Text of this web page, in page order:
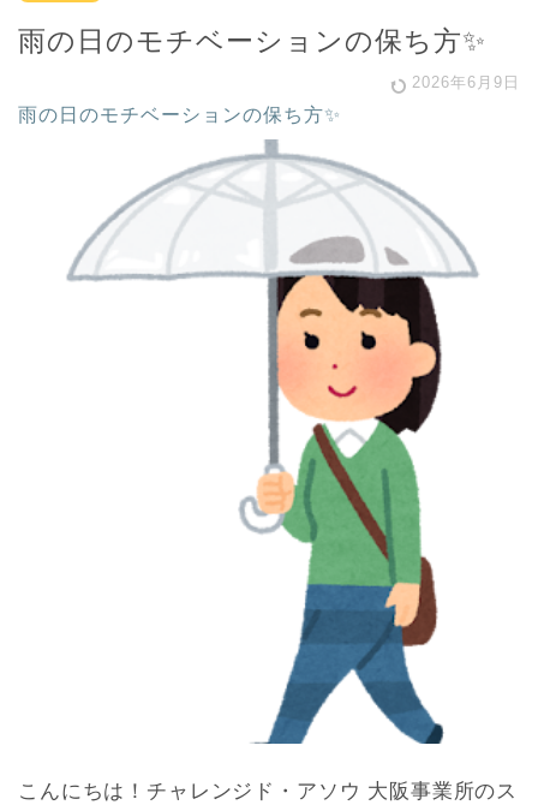
雨の日のモチベーションの保ち方✨
2026年6月9日
雨の日のモチベーションの保ち方✨
こんにちは！チャレンジド・アソウ 大阪事業所のス